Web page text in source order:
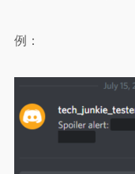
例：